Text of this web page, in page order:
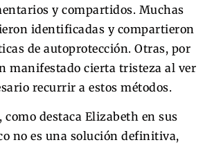
y compartidos. Muchas
identificadas y compartieron
de autoprotección. Otras, por
manifestado cierta tristeza al ver
recurrir a estos métodos.
como destaca Elizabeth en sus
no es una solución definitiva,